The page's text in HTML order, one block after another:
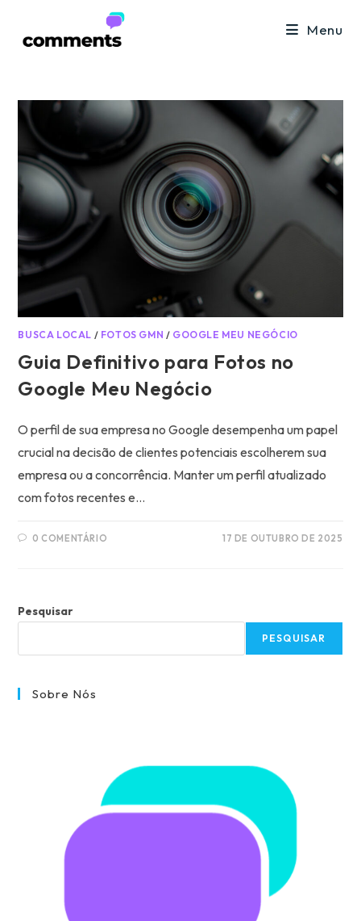
Menu
BUSCA LOCAL / FOTOS GMN / GOOGLE MEU NEGÓCIO
Guia Definitivo para Fotos no
Google Meu Negócio
O perfil de sua empresa no Google desempenha um papel
crucial na decisão de clientes potenciais escolherem sua
empresa ou a concorrência. Manter um perfil atualizado
com fotos recentes e…
0 COMENTÁRIO 17 DE OUTUBRO DE 2025
Pesquisar
PESQUISAR
Sobre Nós